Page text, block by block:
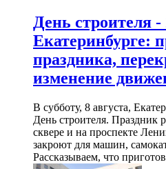
День строителя -
Екатеринбурге:
праздника,
изменение
В субботу, 8 августа,
День строителя. Праздник
сквере и на проспекте
закроют для машин,
Рассказываем, что